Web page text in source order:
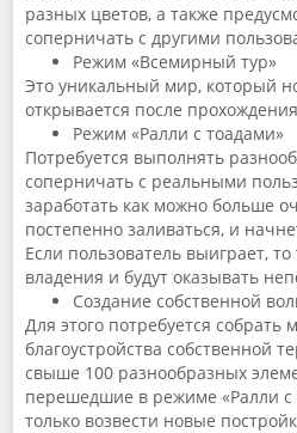
разных цветов, а также
соперничать с другими
Режим «Всемирный тур»
Это уникальный мир, который
открывается после
Режим «Ралли с тоадами»
Потребуется выполнять
соперничать с реальными
заработать как можно больше
постепенно заливаться, и
Если пользователь выиграет,
владения и будут оказывать
Создание собственной
Для этого потребуется
благоустройства собственной
свыше 100 разнообразных
перешедшие в режиме «Ралли с
только возвести новые